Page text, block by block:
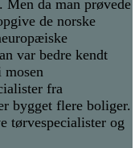
Men da man prøvede
de norske
var bedre kendt
fra
bygget flere boliger.
tørvespecialister og